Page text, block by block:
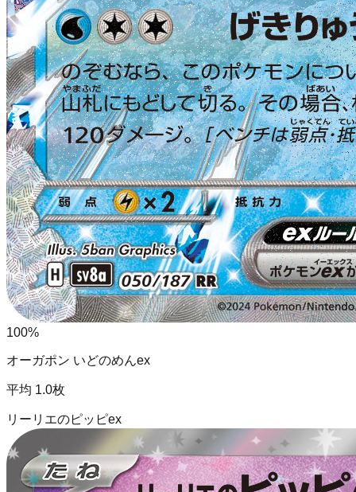
100%
オーガポン いどのめんex
平均 1.0枚
リーリエのピッピex